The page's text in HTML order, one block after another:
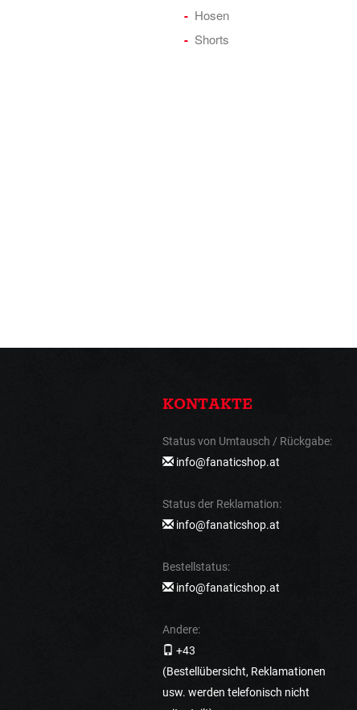
Hosen
Shorts
KONTAKTE
Status von Umtausch / Rückgabe:
info@fanaticshop.at
Status der Reklamation:
info@fanaticshop.at
Bestellstatus:
info@fanaticshop.at
Andere:
+43
(Bestellübersicht, Reklamationen
usw. werden telefonisch nicht